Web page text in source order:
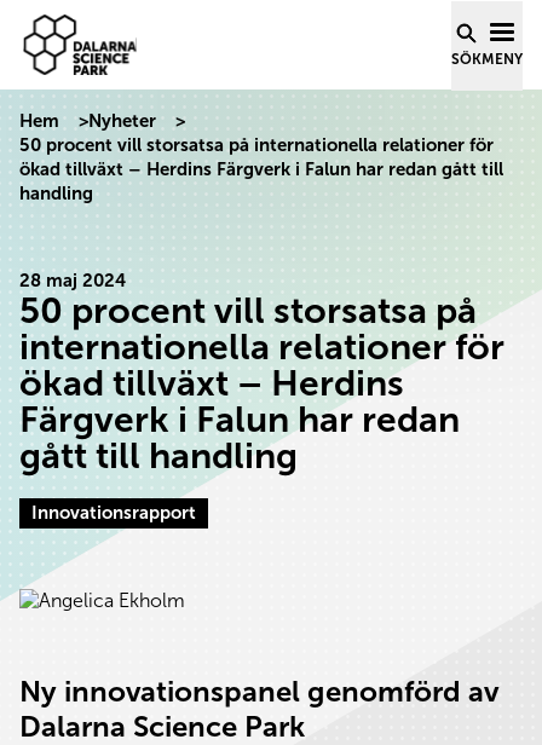
Hoppa till innehåll
Dalarna Science Park
SÖKMENY
Hem >Nyheter
>
50 procent vill storsatsa på internationella relationer för
ökad tillväxt – Herdins Färgverk i Falun har redan gått till
handling
28 maj 2024
50 procent vill storsatsa på
internationella relationer för
ökad tillväxt – Herdins
Färgverk i Falun har redan
gått till handling
Innovationsrapport
Ny innovationspanel genomförd av
Dalarna Science Park